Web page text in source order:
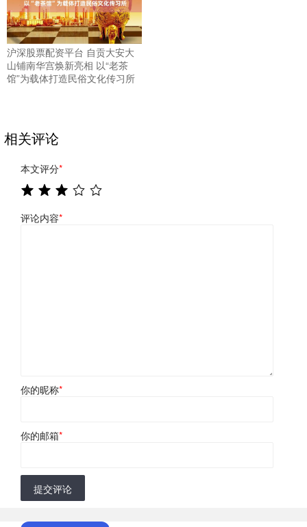
沪深股票配资平台 自贡大安大
山铺南华宫焕新亮相 以“老茶
馆”为载体打造民俗文化传习所
相关评论
本文评分*
评论内容*
你的昵称*
你的邮箱*
提交评论